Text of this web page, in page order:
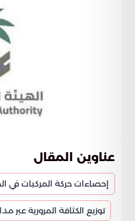
عناوين المقال
إحصاءات حركة المركبات في
توزيع الكثافة المرورية عبر